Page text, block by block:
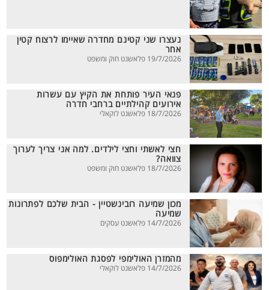
נעצרו שני קטינם מחדרה שאיימו לרצוח קטין
אחר
19/7/2026 פלאשנט חוק ומשפט
פנאי העיר פותחת את הקיץ עם עשרות
אירועים קהילתיים ברחבי חדרה
18/7/2026 פלאשנט לוקאלי
חצי לאשתי וחצי לילדים. למה אני צריך לערוך
צוואה?
18/7/2026 פלאשנט חוק ומשפט
מכון שמיעה רובינשטיין - הבית שלכם לפתרונות
שמיעה
14/7/2026 פלאשנט עסקים
מהמזרן האולימפי לפסגת האולימפוס
14/7/2026 פלאשנט לוקאלי